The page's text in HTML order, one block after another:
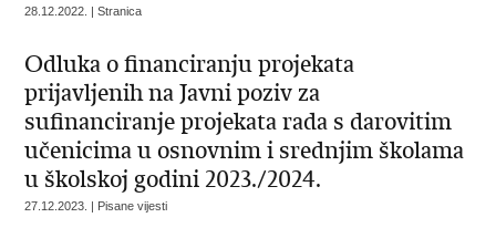
28.12.2022. | Stranica
Odluka o financiranju projekata
prijavljenih na Javni poziv za
sufinanciranje projekata rada s darovitim
učenicima u osnovnim i srednjim školama
u školskoj godini 2023./2024.
27.12.2023. | Pisane vijesti